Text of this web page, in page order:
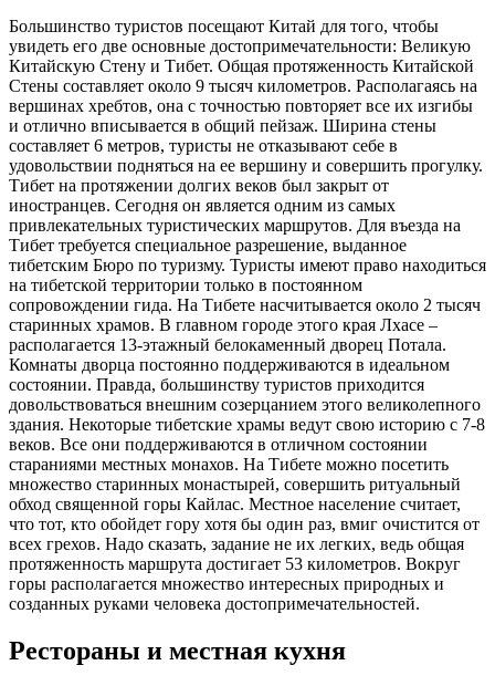
Большинство туристов посещают Китай для того, чтобы
увидеть его две основные достопримечательности: Великую
Китайскую Стену и Тибет. Общая протяженность Китайской
Стены составляет около 9 тысяч километров. Располагаясь на
вершинах хребтов, она с точностью повторяет все их изгибы
и отлично вписывается в общий пейзаж. Ширина стены
составляет 6 метров, туристы не отказывают себе в
удовольствии подняться на ее вершину и совершить прогулку.
Тибет на протяжении долгих веков был закрыт от
иностранцев. Сегодня он является одним из самых
привлекательных туристических маршрутов. Для въезда на
Тибет требуется специальное разрешение, выданное
тибетским Бюро по туризму. Туристы имеют право находиться
на тибетской территории только в постоянном
сопровождении гида. На Тибете насчитывается около 2 тысяч
старинных храмов. В главном городе этого края Лхасе –
располагается 13-этажный белокаменный дворец Потала.
Комнаты дворца постоянно поддерживаются в идеальном
состоянии. Правда, большинству туристов приходится
довольствоваться внешним созерцанием этого великолепного
здания. Некоторые тибетские храмы ведут свою историю с 7-8
веков. Все они поддерживаются в отличном состоянии
стараниями местных монахов. На Тибете можно посетить
множество старинных монастырей, совершить ритуальный
обход священной горы Кайлас. Местное население считает,
что тот, кто обойдет гору хотя бы один раз, вмиг очистится от
всех грехов. Надо сказать, задание не их легких, ведь общая
протяженность маршрута достигает 53 километров. Вокруг
горы располагается множество интересных природных и
созданных руками человека достопримечательностей.
Рестораны и местная кухня